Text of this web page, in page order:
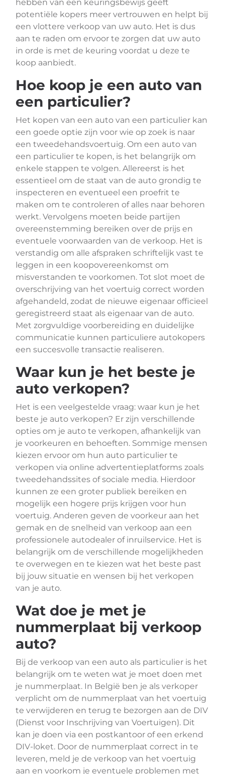
hebben van een keuringsbewijs geeft
potentiële kopers meer vertrouwen en helpt bij
een vlottere verkoop van uw auto. Het is dus
aan te raden om ervoor te zorgen dat uw auto
in orde is met de keuring voordat u deze te
koop aanbiedt.
Hoe koop je een auto van
een particulier?
Het kopen van een auto van een particulier kan
een goede optie zijn voor wie op zoek is naar
een tweedehandsvoertuig. Om een auto van
een particulier te kopen, is het belangrijk om
enkele stappen te volgen. Allereerst is het
essentieel om de staat van de auto grondig te
inspecteren en eventueel een proefrit te
maken om te controleren of alles naar behoren
werkt. Vervolgens moeten beide partijen
overeenstemming bereiken over de prijs en
eventuele voorwaarden van de verkoop. Het is
verstandig om alle afspraken schriftelijk vast te
leggen in een koopovereenkomst om
misverstanden te voorkomen. Tot slot moet de
overschrijving van het voertuig correct worden
afgehandeld, zodat de nieuwe eigenaar officieel
geregistreerd staat als eigenaar van de auto.
Met zorgvuldige voorbereiding en duidelijke
communicatie kunnen particuliere autokopers
een succesvolle transactie realiseren.
Waar kun je het beste je
auto verkopen?
Het is een veelgestelde vraag: waar kun je het
beste je auto verkopen? Er zijn verschillende
opties om je auto te verkopen, afhankelijk van
je voorkeuren en behoeften. Sommige mensen
kiezen ervoor om hun auto particulier te
verkopen via online advertentieplatforms zoals
tweedehandssites of sociale media. Hierdoor
kunnen ze een groter publiek bereiken en
mogelijk een hogere prijs krijgen voor hun
voertuig. Anderen geven de voorkeur aan het
gemak en de snelheid van verkoop aan een
professionele autodealer of inruilservice. Het is
belangrijk om de verschillende mogelijkheden
te overwegen en te kiezen wat het beste past
bij jouw situatie en wensen bij het verkopen
van je auto.
Wat doe je met je
nummerplaat bij verkoop
auto?
Bij de verkoop van een auto als particulier is het
belangrijk om te weten wat je moet doen met
je nummerplaat. In België ben je als verkoper
verplicht om de nummerplaat van het voertuig
te verwijderen en terug te bezorgen aan de DIV
(Dienst voor Inschrijving van Voertuigen). Dit
kan je doen via een postkantoor of een erkend
DIV-loket. Door de nummerplaat correct in te
leveren, meld je de verkoop van het voertuig
aan en voorkom je eventuele problemen met